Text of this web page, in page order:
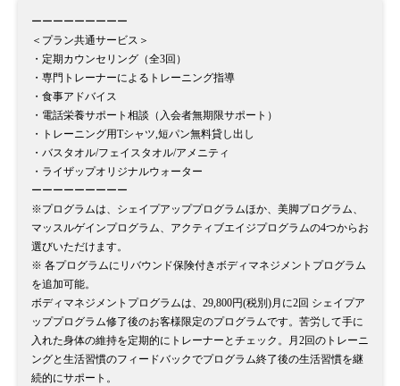
ーーーーーーーーー
＜プラン共通サービス＞
・定期カウンセリング（全3回）
・専門トレーナーによるトレーニング指導
・食事アドバイス
・電話栄養サポート相談（入会者無期限サポート）
・トレーニング用Tシャツ,短パン無料貸し出し
・バスタオル/フェイスタオル/アメニティ
・ライザップオリジナルウォーター
ーーーーーーーーー
※プログラムは、シェイプアッププログラムほか、美脚プログラム、
マッスルゲインプログラム、アクティブエイジプログラムの4つからお
選びいただけます。
※ 各プログラムにリバウンド保険付きボディマネジメントプログラム
を追加可能。
ボディマネジメントプログラムは、29,800円(税別)月に2回 シェイプア
ッププログラム修了後のお客様限定のプログラムです。苦労して手に
入れた身体の維持を定期的にトレーナーとチェック。月2回のトレーニ
ングと生活習慣のフィードバックでプログラム終了後の生活習慣を継
続的にサポート。